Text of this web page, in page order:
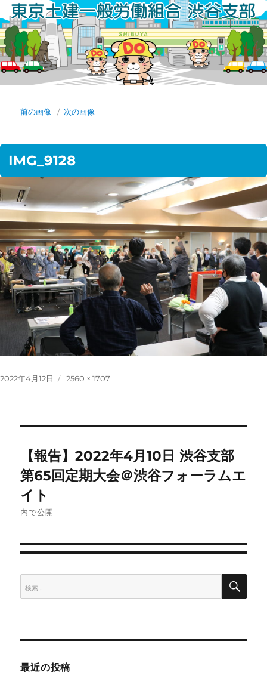
ン
テ
ン
ツ
キ
ッ
プ
前の画像 次の画像
IMG_9128
投
2022年4月12日
フ
ズ
2560 × 1707
稿
ナ
ゲ
ー
【報告】2022年4月10日 渋谷支部
第65回定期大会＠渋谷フォーラムエ
イト
内で公開
検
索:
検
最近の投稿